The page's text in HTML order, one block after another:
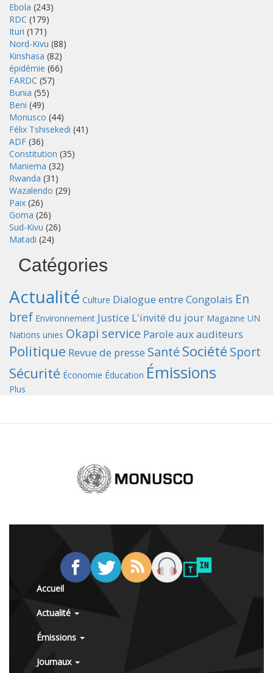
Ebola (243)
RDC (179)
Ituri (171)
Nord-Kivu (88)
Kinshasa (82)
épidémie (66)
FARDC (57)
Bunia (55)
Beni (49)
Monusco (44)
Félix Tshisekedi (41)
ADF (36)
Constitution (35)
Maniema (32)
Rwanda (31)
Wazalendo (29)
Paix (26)
Goma (26)
Sud-Kivu (26)
Matadi (24)
Catégories
Actualité Culture Dialogue entre Congolais En
bref Environnement Justice L'invité du jour Magazine UN
Nations unies Okapi service Parole aux auditeurs
Politique Revue de presse Santé Société Sport
Sécurité Économie Éducation Émissions
Plus
Accueil
Actualité
Émissions
Journaux